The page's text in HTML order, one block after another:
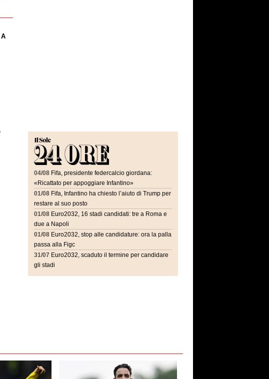
04/08 Fifa, presidente federcalcio giordana:
«Ricattato per appoggiare Infantino»
01/08 Fifa, Infantino ha chiesto l’aiuto di Trump per
restare al suo posto
01/08 Euro2032, 16 stadi candidati: tre a Roma e
due a Napoli
01/08 Euro2032, stop alle candidature: ora la palla
passa alla Figc
31/07 Euro2032, scaduto il termine per candidare
gli stadi